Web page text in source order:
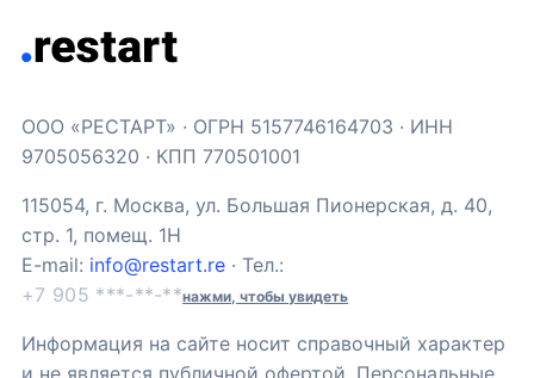
ООО «РЕСТАРТ» · ОГРН 5157746164703 · ИНН
9705056320 · КПП 770501001
115054, г. Москва, ул. Большая Пионерская, д. 40,
стр. 1, помещ. 1Н
E-mail: info@restart.re · Тел.:
+7 905 ***-**-**нажми, чтобы увидеть
Информация на сайте носит справочный характер
и не является публичной офертой. Персональные